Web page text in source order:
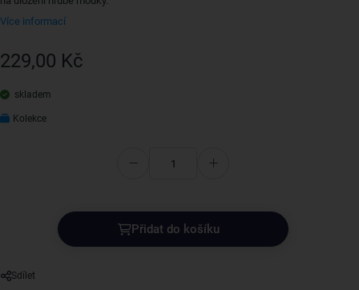
Více informací
229,00 Kč
skladem
Kolekce
Přidat do košíku
Sdílet